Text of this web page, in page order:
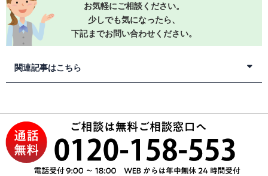
お気軽にご相談ください。
少しでも気になったら、
下記までお問い合わせください。
関連記事はこちら
小山町の防水塗装
小山町の外壁塗装工事
小山町のアパート塗装
小山町のALC施工